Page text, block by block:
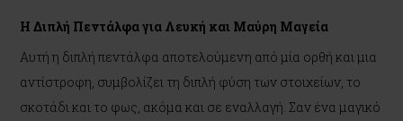
Η Διπλή Πεντάλφα για Λευκή και Μαύρη Μαγεία
Αυτή η διπλή πεντάλφα αποτελούμενη από μία ορθή και μια
αντίστροφη, συμβολίζει τη διπλή φύση των στοιχείων, το
σκοτάδι και το φως, ακόμα και σε εναλλαγή. Σαν ένα μαγικό